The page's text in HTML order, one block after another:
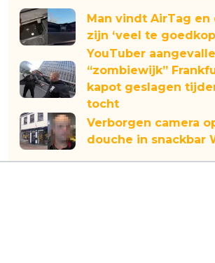
Man vindt AirTag en
zijn ‘veel te
YouTuber
“zombiewijk”
kapot geslagen
tocht
Verborgen camera
douche in snackbar